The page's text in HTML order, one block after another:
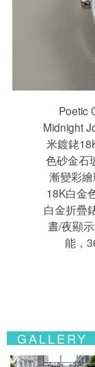
Poetic
Midnight
米鍍銠
色砂金石
漸變彩
18K白金
白金折疊
晝/夜顯
能，
GALLERY